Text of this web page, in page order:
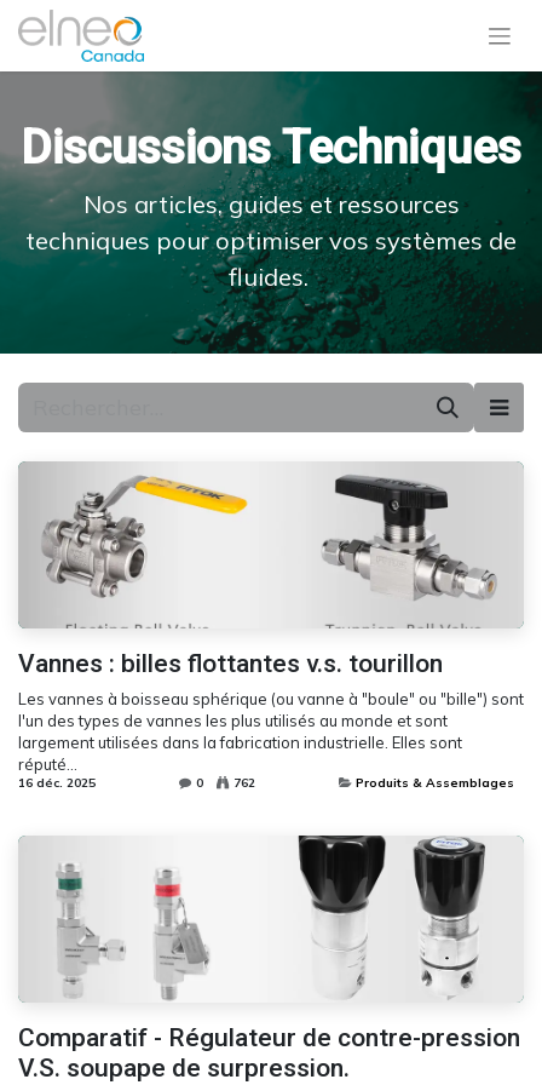
Discussions Techniques
Nos articles, guides et ressources
techniques pour optimiser vos systèmes de
fluides.
Vannes : billes flottantes v.s. tourillon
Les vannes à boisseau sphérique (ou vanne à "boule" ou "bille") sont
l'un des types de vannes les plus utilisés au monde et sont
largement utilisées dans la fabrication industrielle. Elles sont
réputé...
16 déc. 2025 0 762 Produits & Assemblages
Comparatif - Régulateur de contre-pression
V.S. soupape de surpression.